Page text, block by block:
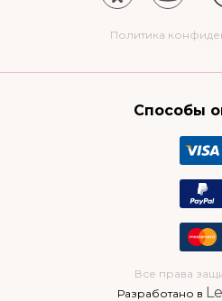
Политика
Способы
Все права
Разработано в